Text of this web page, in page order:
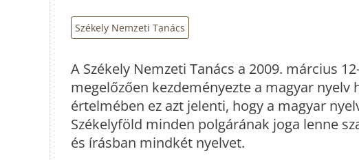
Székely Nemzeti Tanács
A Székely Nemzeti Tanács a 2009. március
megelőzően kezdeményezte a magyar
értelmében ez azt jelenti, hogy a magyar
Székelyföld minden polgárának joga lenne
és írásban mindkét nyelvet.